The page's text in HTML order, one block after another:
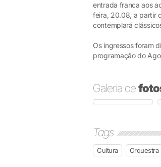
entrada franca aos
feira, 20.08, a partir
contemplará
Os ingressos foram
programação do
Galeria de
Tags
Cultura Orquestra